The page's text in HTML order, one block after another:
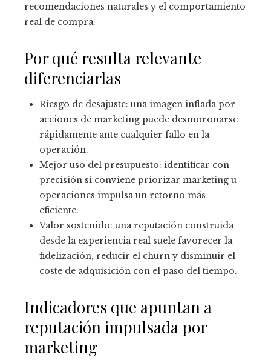
recomendaciones naturales y el comportamiento
real de compra.
Por qué resulta relevante
diferenciarlas
Riesgo de desajuste: una imagen inflada por
acciones de marketing puede desmoronarse
rápidamente ante cualquier fallo en la
operación.
Mejor uso del presupuesto: identificar con
precisión si conviene priorizar marketing u
operaciones impulsa un retorno más
eficiente.
Valor sostenido: una reputación construida
desde la experiencia real suele favorecer la
fidelización, reducir el churn y disminuir el
coste de adquisición con el paso del tiempo.
Indicadores que apuntan a
reputación impulsada por
marketing